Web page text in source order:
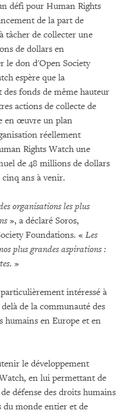
défi pour Human Rights
de la part de
tâcher de collecter une
de dollars en
le don d'Open Society
espère que la
fonds de même hauteur
actions de collecte de
en œuvre un plan
réellement
Rights Watch une
de 48 millions de dollars
ans à venir.
organisations les plus
», a déclaré Soros,
Foundations. « Les
plus grandes aspirations :
. »
intéressé à
de la communauté des
humains en Europe et en
le développement
en lui permettant de
défense des droits humains
du monde entier et de